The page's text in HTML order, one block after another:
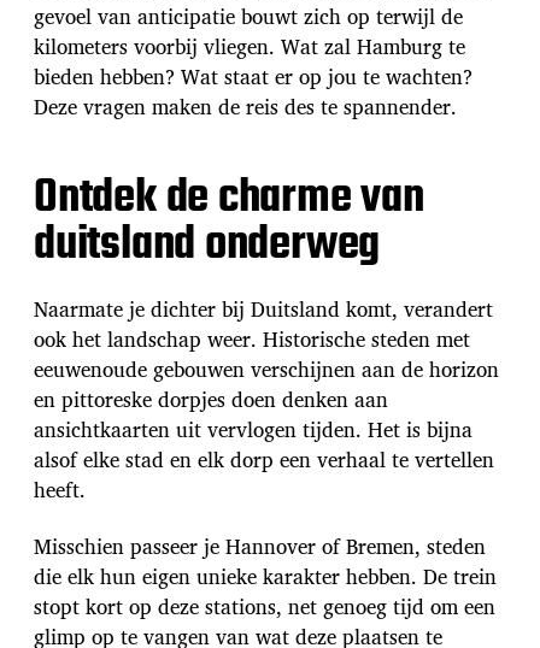
gevoel van anticipatie bouwt zich op terwijl de
kilometers voorbij vliegen. Wat zal Hamburg te
bieden hebben? Wat staat er op jou te wachten?
Deze vragen maken de reis des te spannender.
Ontdek de charme van
duitsland onderweg
Naarmate je dichter bij Duitsland komt, verandert
ook het landschap weer. Historische steden met
eeuwenoude gebouwen verschijnen aan de horizon
en pittoreske dorpjes doen denken aan
ansichtkaarten uit vervlogen tijden. Het is bijna
alsof elke stad en elk dorp een verhaal te vertellen
heeft.
Misschien passeer je Hannover of Bremen, steden
die elk hun eigen unieke karakter hebben. De trein
stopt kort op deze stations, net genoeg tijd om een
glimp op te vangen van wat deze plaatsen te